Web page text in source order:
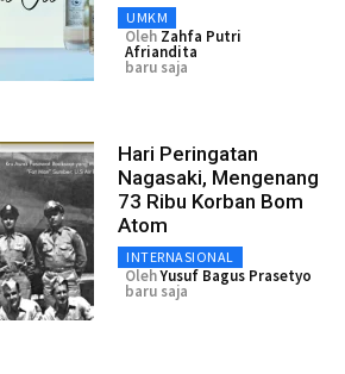
UMKM
Oleh Zahfa Putri
Afriandita
baru saja
Hari Peringatan
Nagasaki, Mengenang
73 Ribu Korban Bom
Atom
INTERNASIONAL
OlehYusuf Bagus Prasetyo
baru saja